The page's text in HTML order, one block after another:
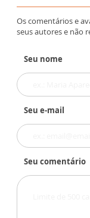
Os comentários e
seus autores e não
Seu nome
Seu e-mail
Seu comentário